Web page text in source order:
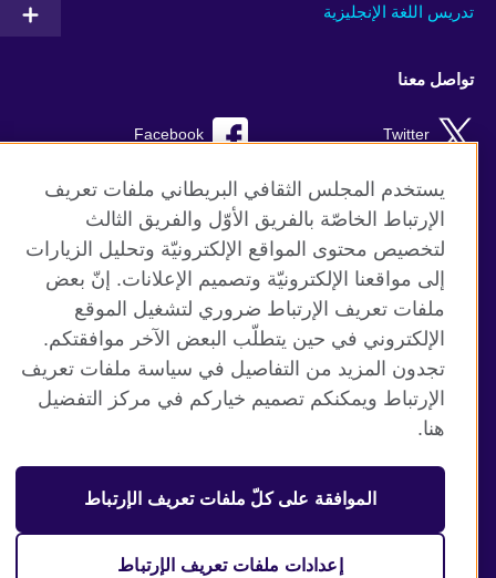
تدريس اللغة الإنجليزية
تواصل معنا
Facebook Twitter
TikTok Instagram
Youtube
موقع المجلس الثقافي البريطاني العالمي
الخصوصية وشروط الاستخدام
ملفات تعريف الإرتباط
خارطة الموقع
منظمة المملكة المتحدة الدولية للعلاقات الثقافية والفرص
يستخدم المجلس الثقافي البريطاني ملفات تعريف
الإرتباط الخاصّة بالفريق الأوّل والفريق الثالث
لتخصيص محتوى المواقع الإلكترونيّة وتحليل الزيارات
إلى مواقعنا الإلكترونيّة وتصميم الإعلانات. إنّ بعض
ملفات تعريف الإرتباط ضروري لتشغيل الموقع
الإلكتروني في حين يتطلّب البعض الآخر موافقتكم.
تجدون المزيد من التفاصيل في سياسة ملفات تعريف
الإرتباط ويمكنكم تصميم خياركم في مركز التفضيل
هنا.
الموافقة على كلّ ملفات تعريف الإرتباط
إعدادات ملفات تعريف الإرتباط